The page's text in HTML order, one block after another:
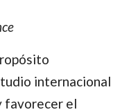
internacional
favorecer el